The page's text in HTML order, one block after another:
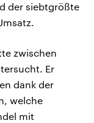
der siebtgrößte
zwischen
Er
dank der
welche
mit